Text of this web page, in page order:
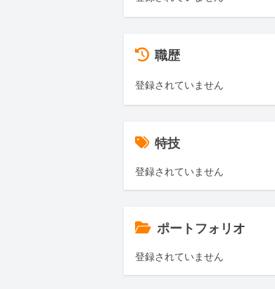
職歴
登録されていません
特技
登録されていません
ポートフォリオ
登録されていません